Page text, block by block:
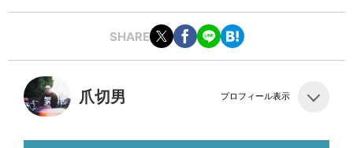
SHARE
爪切男 プロフィール表示